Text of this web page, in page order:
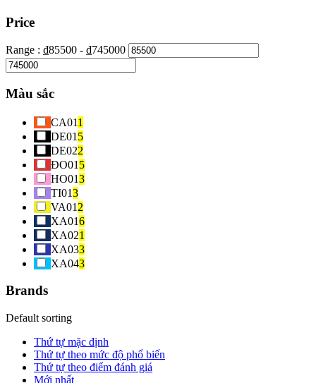
Price
Range : ₫85500 - ₫745000
Màu sắc
CA011
DE01 5
DE022
ĐO01 5
HO013
TI013
VA01 2
XA016
XA021
XA033
XA043
Brands
Default sorting
Thứ tự mặc định
Thứ tự theo mức độ phổ biến
Thứ tự theo điểm đánh giá
Mới nhất